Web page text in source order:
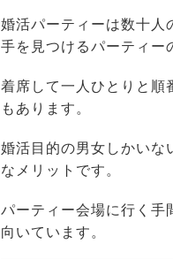
婚活パーティーは数十人
手を見つけるパーティー
着席して一人ひとりと順
もあります。
婚活目的の男女しかいな
なメリットです。
パーティー会場に行く手
向いています。